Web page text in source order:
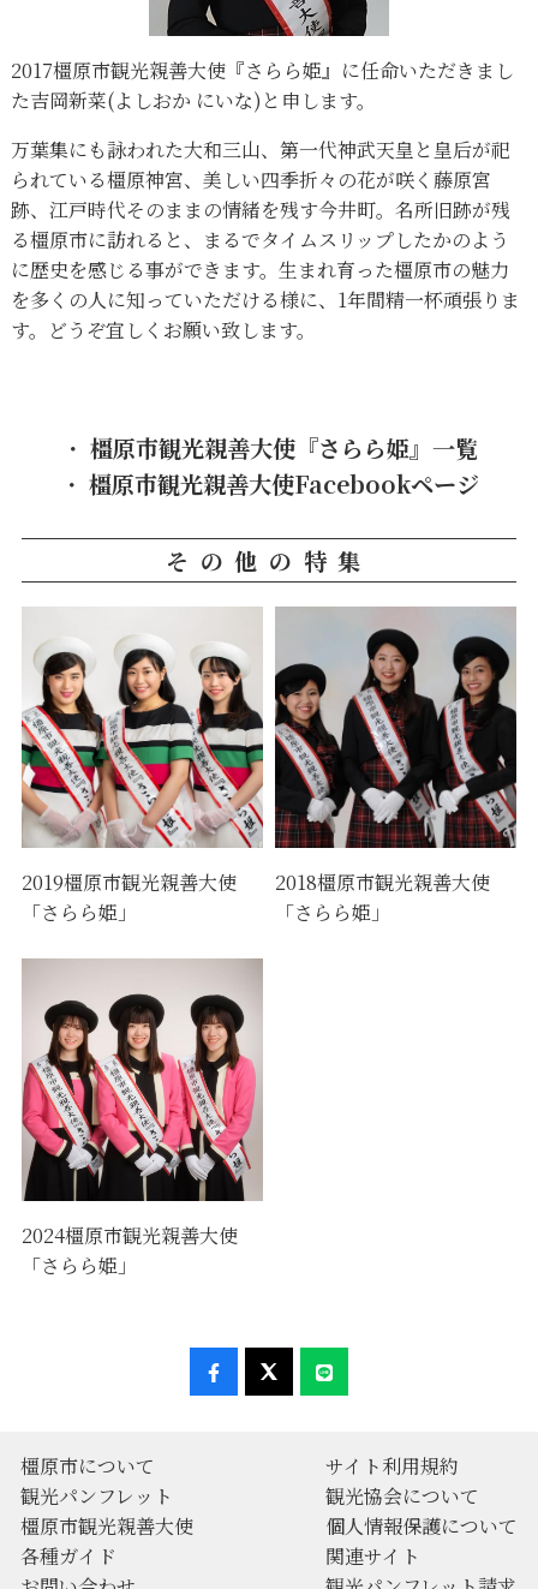
2017橿原市観光親善大使『さらら姫』に任命いただきまし
た吉岡新菜(よしおか にいな)と申します。
万葉集にも詠われた大和三山、第一代神武天皇と皇后が祀
られている橿原神宮、美しい四季折々の花が咲く藤原宮
跡、江戸時代そのままの情緒を残す今井町。名所旧跡が残
る橿原市に訪れると、まるでタイムスリップしたかのよう
に歴史を感じる事ができます。生まれ育った橿原市の魅力
を多くの人に知っていただける様に、1年間精一杯頑張りま
す。どうぞ宜しくお願い致します。
・ 橿原市観光親善大使『さらら姫』一覧
・ 橿原市観光親善大使Facebookページ
その他の特集
2019橿原市観光親善大使
「さらら姫」
2018橿原市観光親善大使
「さらら姫」
2024橿原市観光親善大使
「さらら姫」
橿原市について
観光パンフレット
橿原市観光親善大使
各種ガイド
サイト利用規約
観光協会について
個人情報保護について
関連サイト